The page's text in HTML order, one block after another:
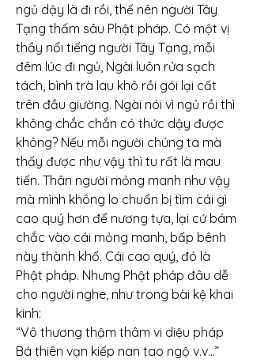
ngủ dậy là đi rồi, thế nên người Tây
Tạng thấm sâu Phật pháp. Có một vị
thầy nổi tiếng người Tây Tạng, mỗi
đêm lúc đi ngủ, Ngài luôn rửa sạch
tách, bình trà lau khô rồi gói lại cất
trên đầu giường. Ngài nói vì ngủ rồi thì
không chắc chắn có thức dậy được
không? Nếu mỗi người chúng ta mà
thấy được như vậy thì tu rất là mau
tiến. Thân người mỏng manh như vậy
mà mình không lo chuẩn bị tìm cái gì
cao quý hơn để nương tựa, lại cứ bám
chắc vào cái mỏng manh, bấp bênh
này thành khổ. Cái cao quý, đó là
Phật pháp. Nhưng Phật pháp đâu dễ
cho người nghe, như trong bài kệ khai
kinh:
“Vô thương thậm thâm vi diệu pháp
Bá thiên vạn kiếp nan tao ngộ v.v...”